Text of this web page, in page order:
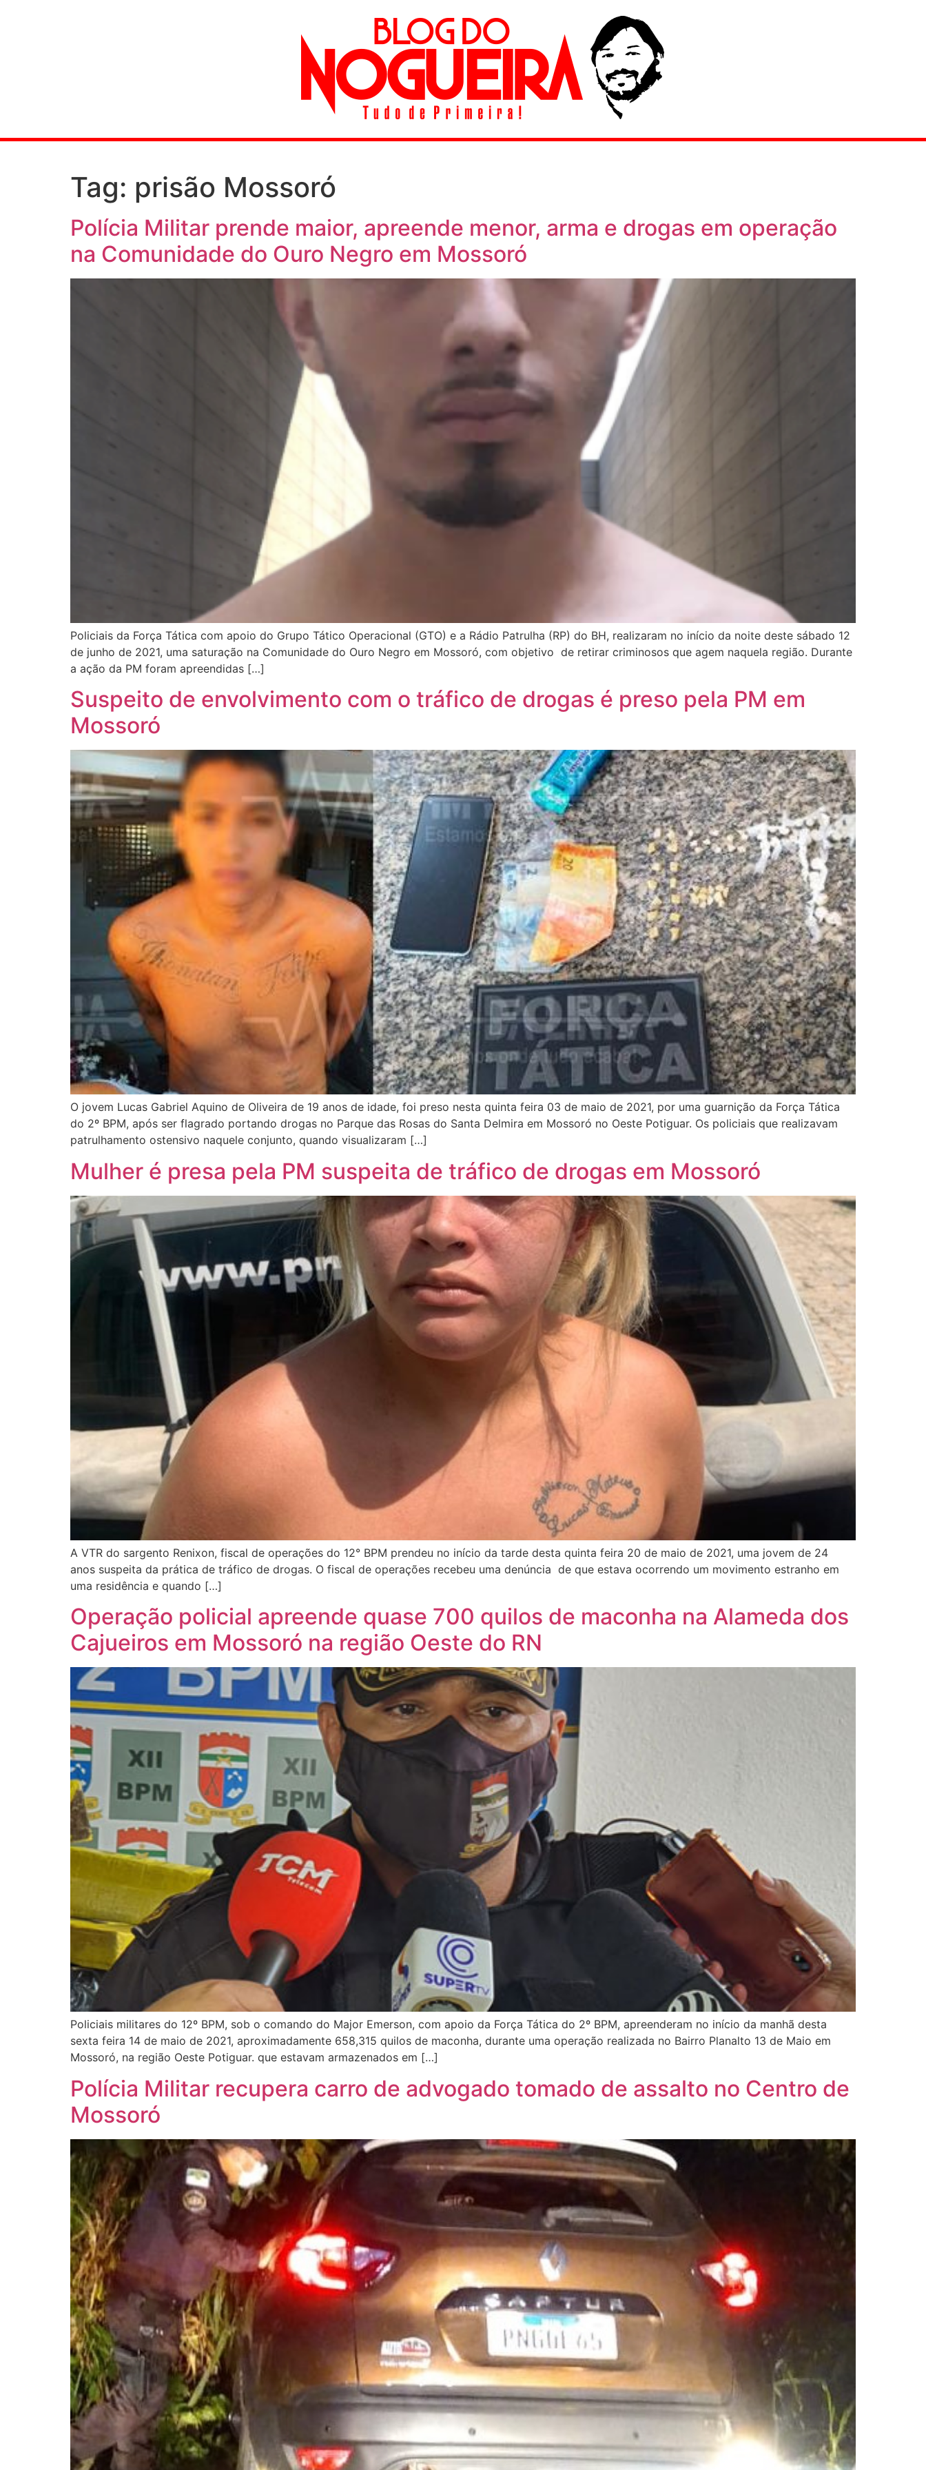
Tag: prisão Mossoró
Polícia Militar prende maior, apreende menor, arma e drogas em operação
na Comunidade do Ouro Negro em Mossoró
Policiais da Força Tática com apoio do Grupo Tático Operacional (GTO) e a Rádio Patrulha (RP) do BH, realizaram no início da noite deste sábado 12
de junho de 2021, uma saturação na Comunidade do Ouro Negro em Mossoró, com objetivo de retirar criminosos que agem naquela região. Durante
a ação da PM foram apreendidas […]
Suspeito de envolvimento com o tráfico de drogas é preso pela PM em
Mossoró
O jovem Lucas Gabriel Aquino de Oliveira de 19 anos de idade, foi preso nesta quinta feira 03 de maio de 2021, por uma guarnição da Força Tática
do 2º BPM, após ser flagrado portando drogas no Parque das Rosas do Santa Delmira em Mossoró no Oeste Potiguar. Os policiais que realizavam
patrulhamento ostensivo naquele conjunto, quando visualizaram […]
Mulher é presa pela PM suspeita de tráfico de drogas em Mossoró
A VTR do sargento Renixon, fiscal de operações do 12° BPM prendeu no início da tarde desta quinta feira 20 de maio de 2021, uma jovem de 24
anos suspeita da prática de tráfico de drogas. O fiscal de operações recebeu uma denúncia de que estava ocorrendo um movimento estranho em
uma residência e quando […]
Operação policial apreende quase 700 quilos de maconha na Alameda dos
Cajueiros em Mossoró na região Oeste do RN
Policiais militares do 12º BPM, sob o comando do Major Emerson, com apoio da Força Tática do 2º BPM, apreenderam no início da manhã desta
sexta feira 14 de maio de 2021, aproximadamente 658,315 quilos de maconha, durante uma operação realizada no Bairro Planalto 13 de Maio em
Mossoró, na região Oeste Potiguar. que estavam armazenados em […]
Polícia Militar recupera carro de advogado tomado de assalto no Centro de
Mossoró